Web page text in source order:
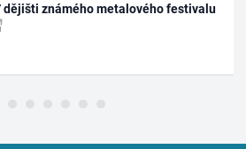
dějišti známého metalového festivalu